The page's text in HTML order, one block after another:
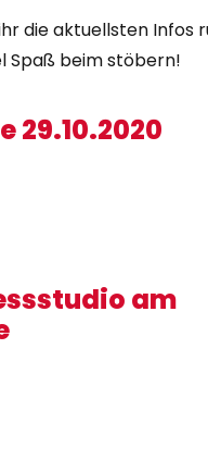
die aktuellsten Infos
Spaß beim stöbern!
29.10.2020
am